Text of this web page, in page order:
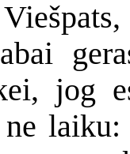
jog
laiku: